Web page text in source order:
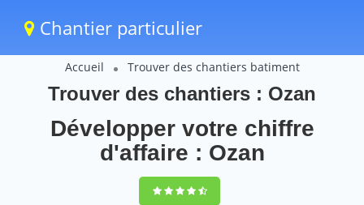
Chantier particulier
Accueil Trouver des chantiers batiment
Trouver des chantiers : Ozan
Développer votre chiffre
d'affaire : Ozan